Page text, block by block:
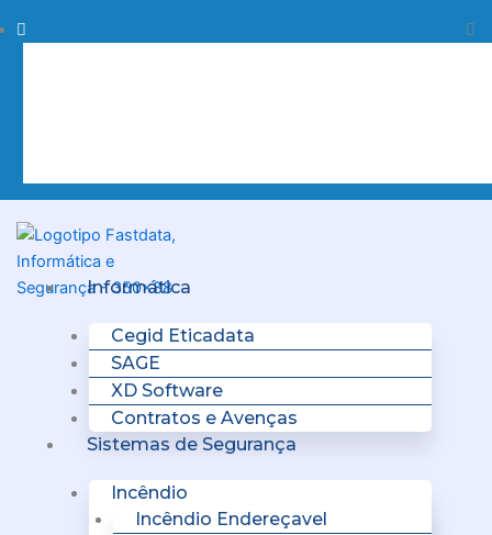
to
Procurar
Informática
Cegid Eticadata
SAGE
XD Software
Contratos e Avenças
Sistemas de Segurança
Incêndio
Incêndio Endereçavel
Menu